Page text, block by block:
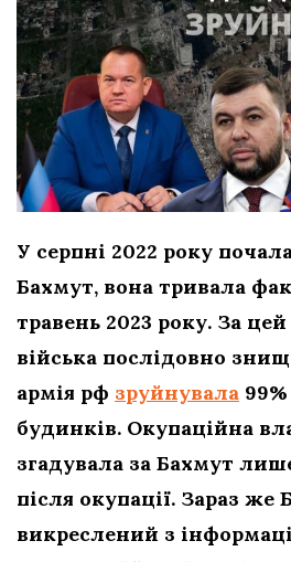
У серпні 2022 року
Бахмут, вона тривала
травень 2023 року. За цей
війська послідовно
армія рф зруйнувала
будинків. Окупаційна
згадувала за Бахмут
після окупації. Зараз
викреслений з